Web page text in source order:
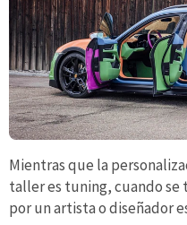
Mientras que la
taller es tuning, cuando
por un artista o diseñador